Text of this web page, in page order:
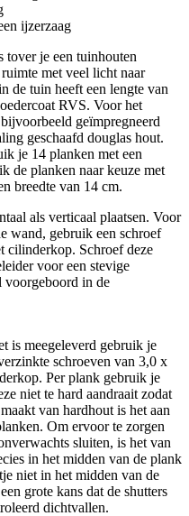
ijzerzaag
tover je een tuinhouten
met veel licht naar
de tuin heeft een lengte van
RVS. Voor het
geïmpregneerd
geschaafd douglas hout.
je 14 planken met een
de planken naar keuze met
breedte van 14 cm.
als verticaal plaatsen. Voor
wand, gebruik een schroef
cilinderkop. Schroef deze
voor een stevige
in de
is meegeleverd gebruik je
schroeven van 3,0 x
Per plank gebruik je
niet te hard aandraait zodat
van hardhout is het aan
Om ervoor te zorgen
sluiten, is het van
in het midden van de plank
niet in het midden van de
grote kans dat de shutters
dichtvallen.